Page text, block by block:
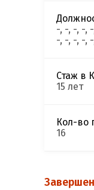
-, -, -, -,
-, -, -, -,
Стаж в
15 лет
Кол-во
16